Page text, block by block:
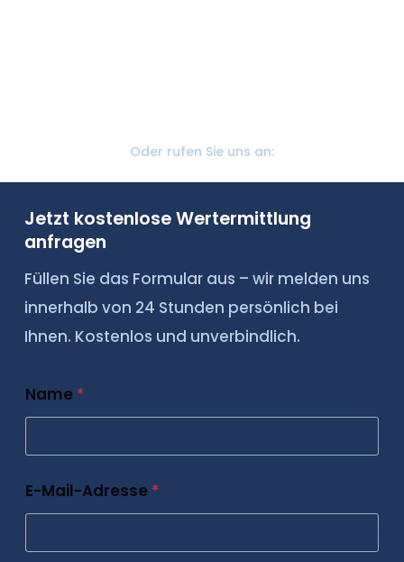
Oder rufen Sie uns an:
Jetzt kostenlose Wertermittlung
anfragen
Füllen Sie das Formular aus – wir melden uns
innerhalb von 24 Stunden persönlich bei
Ihnen. Kostenlos und unverbindlich.
Name *
E-Mail-Adresse *